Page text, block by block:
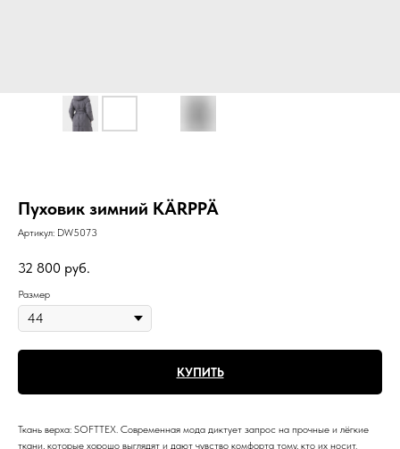
Пуховик зимний KÄRPPÄ
Артикул: DW5073
32 800 руб.
Размер
КУПИТЬ
Ткань верха: SOFTTEX. Современная мода диктует запрос на прочные и лёгкие
ткани, которые хорошо выглядят и дают чувство комфорта тому, кто их носит.